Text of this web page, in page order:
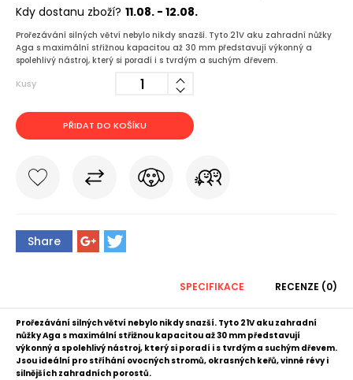
Kdy dostanu zboží? 11.08. - 12.08.
Prořezávání silných větví nebylo nikdy snazší. Tyto 21V aku zahradní nůžky
Aga s maximální střižnou kapacitou až 30 mm představují výkonný a
spolehlivý nástroj, který si poradí i s tvrdým a suchým dřevem.
Kusy
PŘIDAT DO KOŠÍKU
Share
SPECIFIKACE RECENZE (0)
Prořezávání silných větví nebylo nikdy snazší. Tyto 21V aku zahradní
nůžky Aga s maximální střižnou kapacitou až 30 mm představují
výkonný a spolehlivý nástroj, který si poradí i s tvrdým a suchým dřevem.
Jsou ideální pro stříhání ovocných stromů, okrasných keřů, vinné révy i
silnějších zahradních porostů.